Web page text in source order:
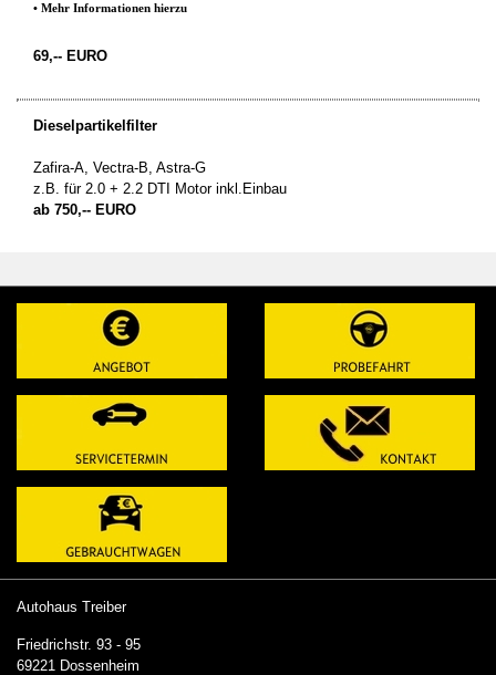
• Mehr Informationen hierzu
69,-- EURO
Dieselpartikelfilter
Zafira-A, Vectra-B, Astra-G
z.B. für 2.0 + 2.2 DTI Motor inkl.Einbau
ab 750,-- EURO
Autohaus Treiber
Friedrichstr. 93 - 95
69221 Dossenheim